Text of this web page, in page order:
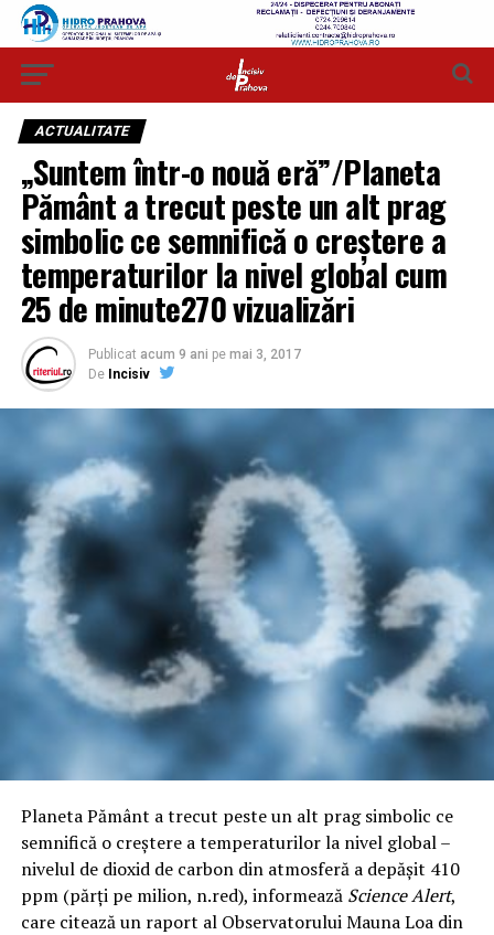
ACTUALITATE
„Suntem într-o nouă eră”/Planeta
Pământ a trecut peste un alt prag
simbolic ce semnifică o creştere a
temperaturilor la nivel global cum
25 de minute270 vizualizări
Publicat acum 9 ani pe mai 3, 2017
De Incisiv
Planeta Pământ a trecut peste un alt prag simbolic ce
semnifică o creştere a temperaturilor la nivel global –
nivelul de dioxid de carbon din atmosferă a depășit 410
ppm (părți pe milion, n.red), informează Science Alert,
care citează un raport al Observatorului Mauna Loa din